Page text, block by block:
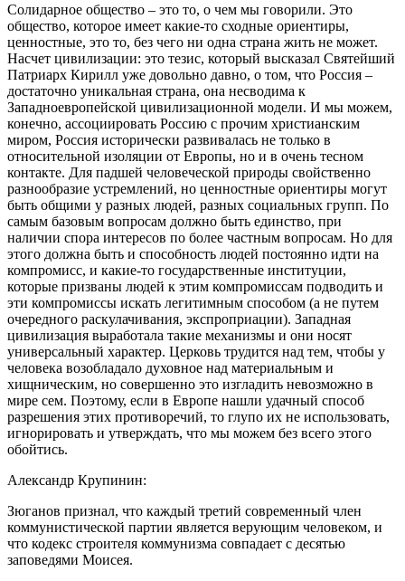
Солидарное общество – это то, о чем мы говорили. Это
общество, которое имеет какие-то сходные ориентиры,
ценностные, это то, без чего ни одна страна жить не может.
Насчет цивилизации: это тезис, который высказал Святейший
Патриарх Кирилл уже довольно давно, о том, что Россия –
достаточно уникальная страна, она несводима к
Западноевропейской цивилизационной модели. И мы можем,
конечно, ассоциировать Россию с прочим христианским
миром, Россия исторически развивалась не только в
относительной изоляции от Европы, но и в очень тесном
контакте. Для падшей человеческой природы свойственно
разнообразие устремлений, но ценностные ориентиры могут
быть общими у разных людей, разных социальных групп. По
самым базовым вопросам должно быть единство, при
наличии спора интересов по более частным вопросам. Но для
этого должна быть и способность людей постоянно идти на
компромисс, и какие-то государственные институции,
которые призваны людей к этим компромиссам подводить и
эти компромиссы искать легитимным способом (а не путем
очередного раскулачивания, экспроприации). Западная
цивилизация выработала такие механизмы и они носят
универсальный характер. Церковь трудится над тем, чтобы у
человека возобладало духовное над материальным и
хищническим, но совершенно это изгладить невозможно в
мире сем. Поэтому, если в Европе нашли удачный способ
разрешения этих противоречий, то глупо их не использовать,
игнорировать и утверждать, что мы можем без всего этого
обойтись.
Александр Крупинин:
Зюганов признал, что каждый третий современный член
коммунистической партии является верующим человеком, и
что кодекс строителя коммунизма совпадает с десятью
заповедями Моисея.